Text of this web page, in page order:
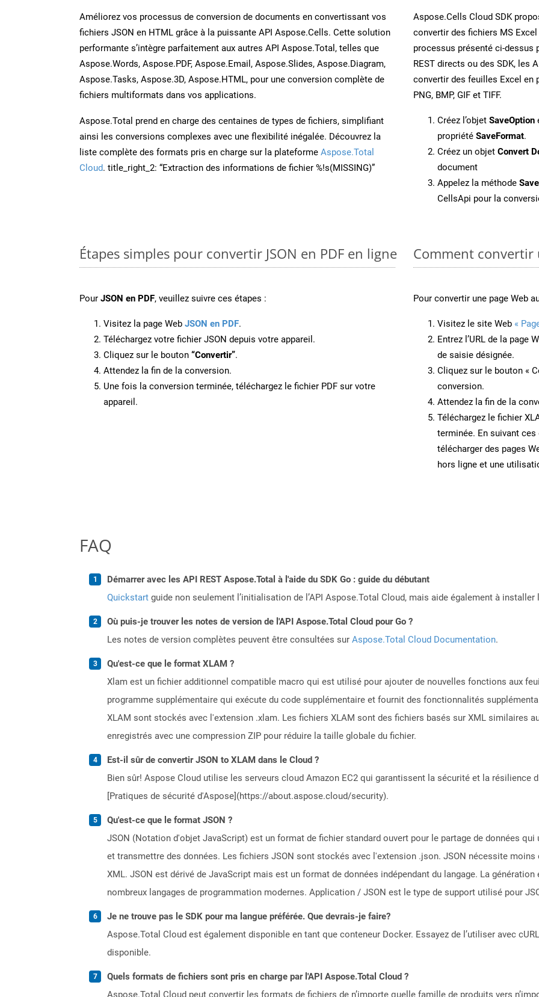
Améliorez vos processus de conversion de documents en convertissant vos
fichiers JSON en HTML grâce à la puissante API Aspose.Cells. Cette solution
performante s’intègre parfaitement aux autres API Aspose.Total, telles que
Aspose.Words, Aspose.PDF, Aspose.Email, Aspose.Slides, Aspose.Diagram,
Aspose.Tasks, Aspose.3D, Aspose.HTML, pour une conversion complète de
fichiers multiformats dans vos applications.
Aspose.Total prend en charge des centaines de types de fichiers, simplifiant
ainsi les conversions complexes avec une flexibilité inégalée. Découvrez la
liste complète des formats pris en charge sur la plateforme Aspose.Total
Cloud. title_right_2: “Extraction des informations de fichier %!s(MISSING)”
Aspose.Cells Cloud SDK
convertir des fichiers MS
processus présenté ci-dessus
REST directs ou des SDK, les
convertir des feuilles Excel en
PNG, BMP, GIF et TIFF.
Créez l’objet SaveOption
propriété SaveFormat.
Créez un objet Convert
document
Appelez la méthode
CellsApi pour la
Étapes simples pour convertir JSON en PDF en ligne
Pour JSON en PDF, veuillez suivre ces étapes :
Visitez la page Web JSON en PDF.
Téléchargez votre fichier JSON depuis votre appareil.
Cliquez sur le bouton “Convertir”.
Attendez la fin de la conversion.
Une fois la conversion terminée, téléchargez le fichier PDF sur votre
appareil.
Comment convertir
Pour convertir une page Web
Visitez le site Web «
Entrez l’URL de la page
de saisie désignée.
Cliquez sur le bouton «
conversion.
Attendez la fin de la
Téléchargez le fichier
terminée. En suivant
télécharger des pages
hors ligne et une
FAQ
Démarrer avec les API REST Aspose.Total à l'aide du SDK Go : guide du débutant
Quickstart guide non seulement l’initialisation de l’API Aspose.Total Cloud, mais aide également à
Où puis-je trouver les notes de version de l'API Aspose.Total Cloud pour Go ?
Les notes de version complètes peuvent être consultées sur Aspose.Total Cloud Documentation.
Qu'est-ce que le format XLAM ?
Xlam est un fichier additionnel compatible macro qui est utilisé pour ajouter de nouvelles fonctions aux
programme supplémentaire qui exécute du code supplémentaire et fournit des fonctionnalités
XLAM sont stockés avec l'extension .xlam. Les fichiers XLAM sont des fichiers basés sur XML similaires
enregistrés avec une compression ZIP pour réduire la taille globale du fichier.
Est-il sûr de convertir JSON to XLAM dans le Cloud ?
Bien sûr! Aspose Cloud utilise les serveurs cloud Amazon EC2 qui garantissent la sécurité et la résilience
[Pratiques de sécurité d'Aspose](https://about.aspose.cloud/security).
Qu'est-ce que le format JSON ?
JSON (Notation d'objet JavaScript) est un format de fichier standard ouvert pour le partage de données
et transmettre des données. Les fichiers JSON sont stockés avec l'extension .json. JSON nécessite
XML. JSON est dérivé de JavaScript mais est un format de données indépendant du langage. La
nombreux langages de programmation modernes. Application / JSON est le type de support utilisé pour
Je ne trouve pas le SDK pour ma langue préférée. Que devrais-je faire?
Aspose.Total Cloud est également disponible en tant que conteneur Docker. Essayez de l’utiliser avec
disponible.
Quels formats de fichiers sont pris en charge par l'API Aspose.Total Cloud ?
Aspose.Total Cloud peut convertir les formats de fichiers de n’importe quelle famille de produits vers